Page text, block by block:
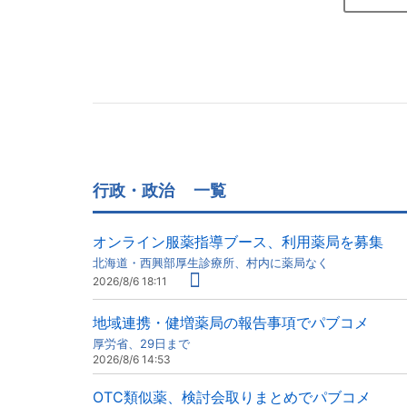
行政・政治 一覧
オンライン服薬指導ブース、利用薬局を募集
北海道・西興部厚生診療所、村内に薬局なく
2026/8/6 18:11
地域連携・健増薬局の報告事項でパブコメ
厚労省、29日まで
2026/8/6 14:53
OTC類似薬、検討会取りまとめでパブコメ